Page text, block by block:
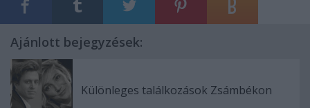
Ajánlott bejegyzések:
Különleges találkozások Zsámbékon